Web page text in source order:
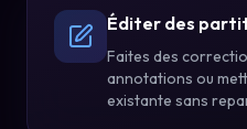
Éditer des
Faites des
annotations ou
existante sans